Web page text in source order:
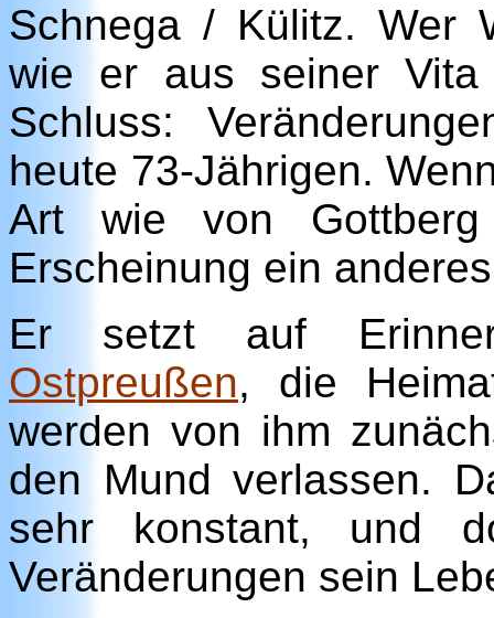
Schnega / Külitz. Wer
wie er aus seiner Vita
Schluss:
heute 73-Jährigen.
Art wie von
Erscheinung ein
Er setzt auf
Ostpreußen, die
werden von ihm
den Mund verlassen.
sehr konstant, und
Veränderungen sein